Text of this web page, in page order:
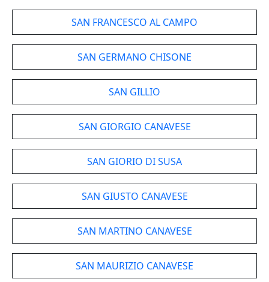
SAN FRANCESCO AL CAMPO
SAN GERMANO CHISONE
SAN GILLIO
SAN GIORGIO CANAVESE
SAN GIORIO DI SUSA
SAN GIUSTO CANAVESE
SAN MARTINO CANAVESE
SAN MAURIZIO CANAVESE